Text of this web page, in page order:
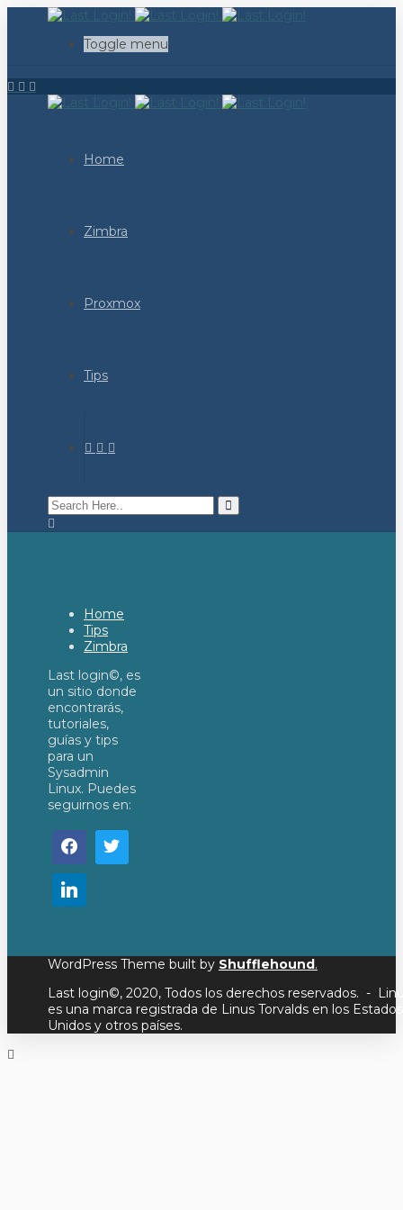
Toggle menu
Home
Zimbra
Proxmox
Tips
Home
Tips
Zimbra
Last login©, es
un sitio donde
encontrarás,
tutoriales,
guías y tips
para un
Sysadmin
Linux. Puedes
seguirnos en:
WordPress Theme built by Shufflehound.
Last login©, 2020, Todos los derechos reservados. -
es una marca registrada de Linus Torvalds en los Estados
Unidos y otros países.